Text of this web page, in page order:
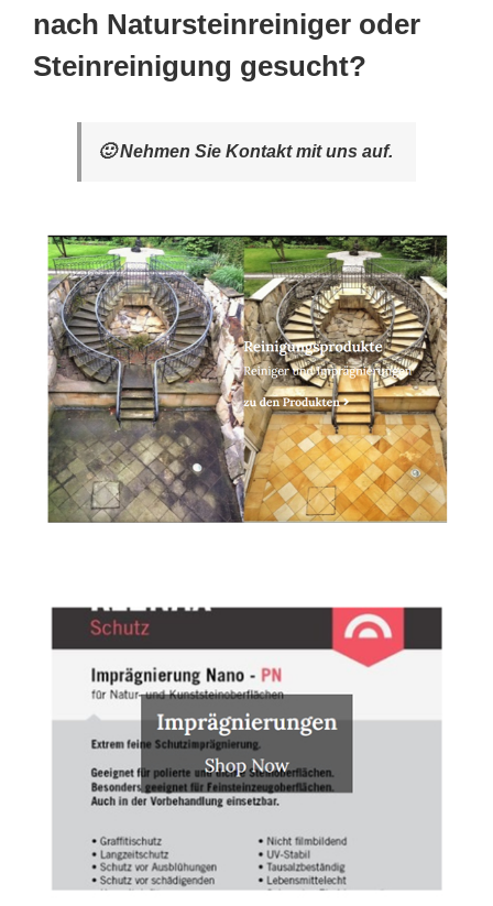
nach Natursteinreiniger oder
Steinreinigung gesucht?
🙂 Nehmen Sie Kontakt mit uns auf.